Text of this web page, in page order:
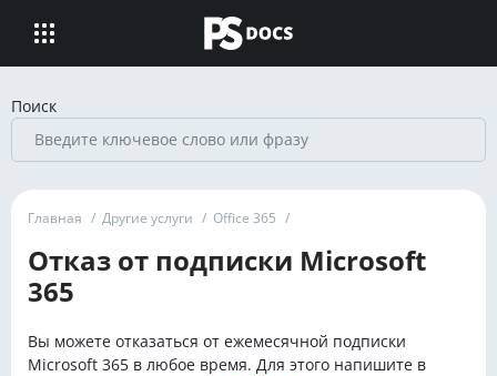
Поиск
Главная / Другие услуги / Office 365 /
Отказ от подписки Microsoft
365
Вы можете отказаться от ежемесячной подписки
Microsoft 365 в любое время. Для этого напишите в